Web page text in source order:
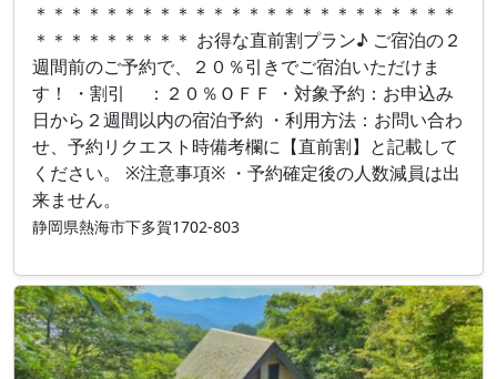
＊＊＊＊＊＊＊＊＊＊＊＊＊＊＊＊＊＊＊＊＊＊＊＊
＊＊＊＊＊＊＊＊＊ お得な直前割プラン♪ ご宿泊の２
週間前のご予約で、２０％引きでご宿泊いただけま
す！ ・割引 ：２０％ＯＦＦ ・対象予約：お申込み
日から２週間以内の宿泊予約 ・利用方法：お問い合わ
せ、予約リクエスト時備考欄に【直前割】と記載して
ください。 ※注意事項※ ・予約確定後の人数減員は出
来ません。
静岡県熱海市下多賀1702-803